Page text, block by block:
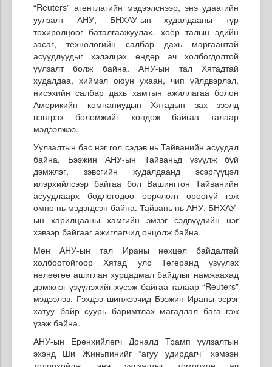
“Reuters” агентлагийн мэдээлснээр, энэ удаагийн
уулзалт АНУ, БНХАУ-ын худалдааны түр
тохиролцоог баталгаажуулах, хоёр талын эдийн
засаг, технологийн салбар дахь маргаантай
асуудлуудыг хэлэлцэх өндөр ач холбогдолтой
уулзалт болж байна. АНУ-ын тал Хятадтай
худалдаа, хиймэл оюун ухаан, чип үйлдвэрлэл,
нисэхийн салбар дахь хамтын ажиллагаа болон
Америкийн компаниудын Хятадын зах зээлд
нэвтрэх боломжийг хөндөж байгаа талаар
мэдээлжээ.
Уулзалтын бас нэг гол сэдэв нь Тайванийн асуудал
байна. Бээжин АНУ-ын Тайваньд үзүүлж буй
дэмжлэг, зэвсгийн худалдаанд эсэргүүцэл
илэрхийлсээр байгаа бол Вашингтон Тайванийн
асуудлаарх бодлогодоо өөрчлөлт ороогүй гэж
өмнө нь мэдэгдсэн байна. Тайвань нь АНУ, БНХАУ-
ын харилцааны хамгийн эмзэг сэдвүүдийн нэг
хэвээр байгааг ажиглагчид онцолж байна.
Мөн АНУ-ын тал Ираны нөхцөл байдалтай
холбоотойгоор Хятад улс Тегеранд үзүүлэх
нөлөөгөө ашиглан хурцадмал байдлыг намжаахад
дэмжлэг үзүүлэхийг хүсэж байгаа талаар “Reuters”
мэдээлэв. Гэхдээ шинжээчид Бээжин Ираны эсрэг
хатуу байр суурь баримтлах магадлал бага гэж
үзэж байна.
АНУ-ын Ерөнхийлөгч Доналд Трамп уулзалтын
эхэнд Ши Жиньпинийг “агуу удирдагч” хэмээн